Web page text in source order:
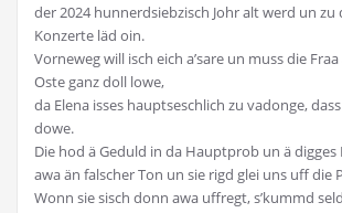
der 2024 hunnerdsiebzisch Johr alt werd un zu
Konzerte läd oin.
Vorneweg will isch eich a’sare un muss die
Oste ganz doll lowe,
da Elena isses hauptseschlich zu vadonge,
dowe.
Die hod ä Geduld in da Hauptprob un ä digges
awa än falscher Ton un sie rigd glei uns uff die
Wonn sie sisch donn awa uffregt, s’kummd